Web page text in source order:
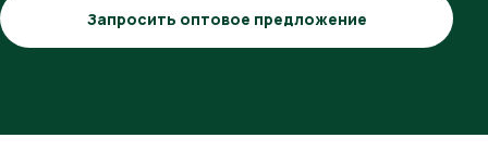
Запросить оптовое предложение